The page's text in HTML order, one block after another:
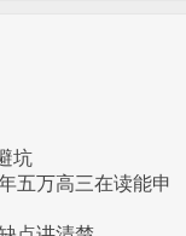
坑
五万高三在读能申